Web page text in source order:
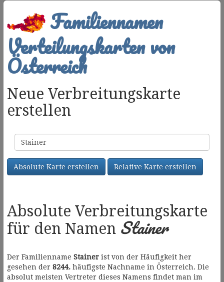
Familiennamen
Verteilungskarten von
Österreich
Neue Verbreitungskarte
erstellen
Familienname
Absolute Karte erstellen Relative Karte erstellen
Absolute Verbreitungskarte
für den Namen Stainer
Der Familienname Stainer ist von der Häufigkeit her
gesehen der 8244. häufigste Nachname in Österreich. Die
absolut meisten Vertreter dieses Namens findet man im